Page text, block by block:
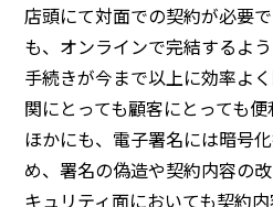
店頭にて対面での契約が必要
も、オンラインで完結するよ
手続きが今まで以上に効率よ
関にとっても顧客にとっても便
ほかにも、電子署名には暗号
め、署名の偽造や契約内容の
キュリティ面においても契約